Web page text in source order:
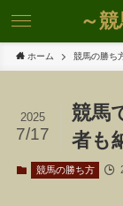
～
ホーム 競馬の勝ち
競馬
者も
2025
7/17
競馬の勝ち方